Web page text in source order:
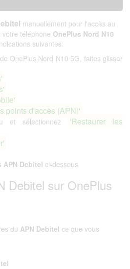
manuellement pour l'accès au
téléphone OnePlus Nord N10
suivantes:
OnePlus Nord N10 5G, faites glisser
points d'accès (APN)'
et sélectionnez
'Restaurer les
APN Debitel ci-dessous
Debitel sur OnePlus
du APN Debitel ce que vous